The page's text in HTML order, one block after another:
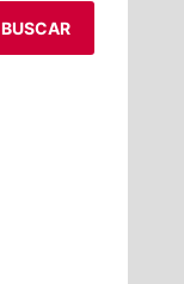
BUSCAR